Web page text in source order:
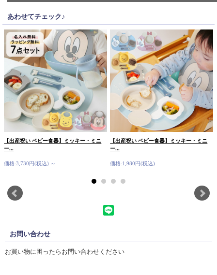
あわせてチェック♪
【出産祝い ベビー食器】ミッキー・ミニ
ー...
価格:3,730円(税込) ～
【出産祝い ベビー食器】ミッキー・ミニ
ー...
価格:1,980円(税込)
お問い合わせ
お買い物に困ったらお問い合わせください